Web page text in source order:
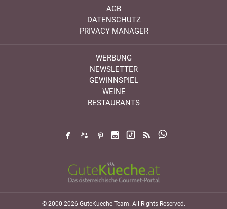
AGB
DATENSCHUTZ
PRIVACY MANAGER
WERBUNG
NEWSLETTER
GEWINNSPIEL
WEINE
RESTAURANTS
© 2000-2026 GuteKueche-Team. All Rights Reserved.